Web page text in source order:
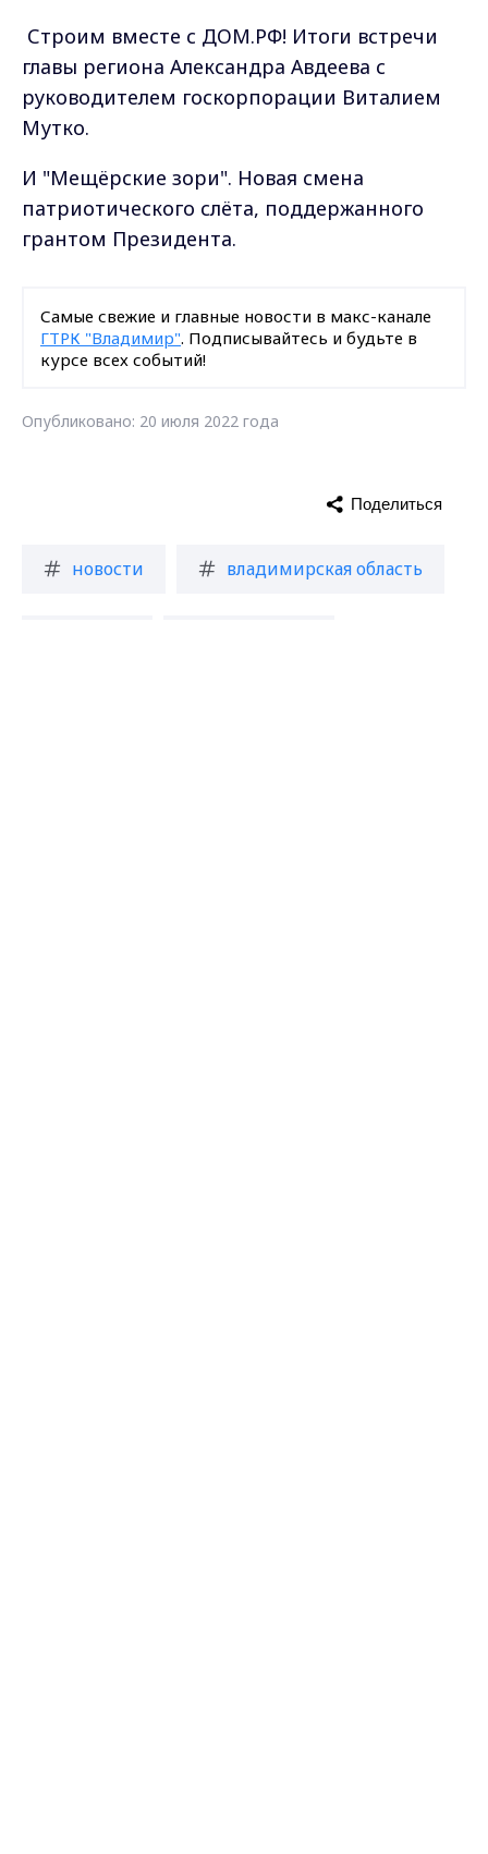
Строим вместе с ДОМ.РФ! Итоги встречи
главы региона Александра Авдеева с
руководителем госкорпорации Виталием
Мутко.
И "Мещёрские зори". Новая смена
патриотического слёта, поддержанного
грантом Президента.
Самые свежие и главные новости в макс-канале
ГТРК "Владимир". Подписывайтесь и будьте в
курсе всех событий!
Опубликовано: 20 июля 2022 года
новости владимирская область
Поделиться